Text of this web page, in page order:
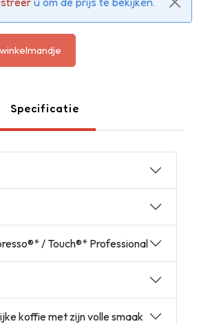
Specificatie
/ Touch®* Professional
koffie met zijn volle smaak